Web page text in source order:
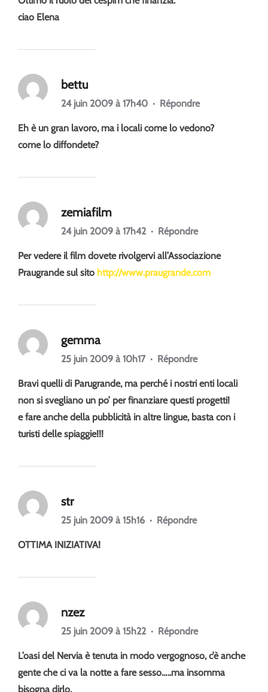
ciao Elena
bettu
24 juin 2009 à 17h40 · Répondre
Eh è un gran lavoro, ma i locali come lo vedono?
come lo diffondete?
zemiafilm
24 juin 2009 à 17h42 · Répondre
Per vedere il film dovete rivolgervi all’Associazione
Praugrande sul sito http://www.praugrande.com
gemma
25 juin 2009 à 10h17 · Répondre
Bravi quelli di Parugrande, ma perché i nostri enti locali
non si svegliano un po’ per finanziare questi progetti!
e fare anche della pubblicità in altre lingue, basta con i
turisti delle spiaggie!!!
str
25 juin 2009 à 15h16 · Répondre
OTTIMA INIZIATIVA!
nzez
25 juin 2009 à 15h22 · Répondre
L’oasi del Nervia è tenuta in modo vergognoso, c’è anche
gente che ci va la notte a fare sesso…..ma insomma
bisogna dirlo.